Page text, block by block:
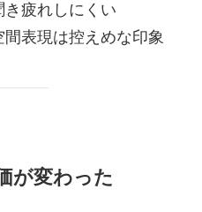
疲れしにくい
表現は控えめな印象
が変わった